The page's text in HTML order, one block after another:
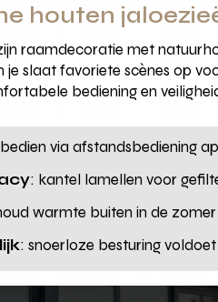
houten
raamdecoratie met
slaat favoriete scènes op
bediening en
via afstandsbediening
: kantel lamellen voor
warmte buiten in de zomer
: snoerloze besturing